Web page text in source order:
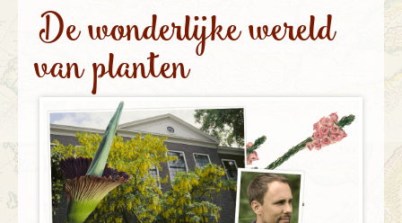
De wonderlijke wereld
van planten